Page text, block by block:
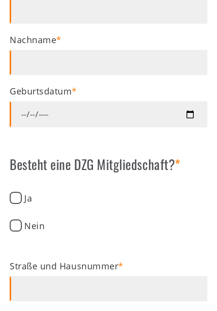
Nachname
Geburtsdatum
Besteht eine DZG Mitgliedschaft?
Ja
Nein
Adresse
Straße und Hausnummer